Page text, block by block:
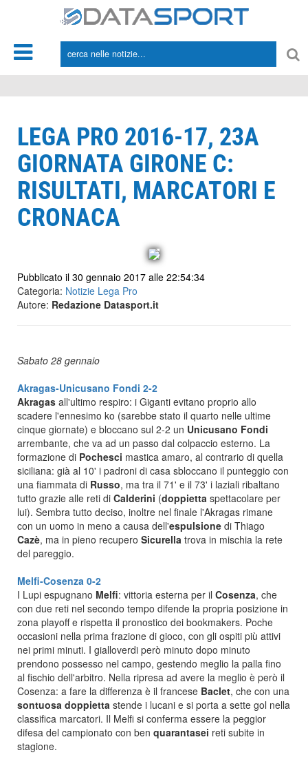
LEGA PRO 2016-17, 23A
GIORNATA GIRONE C:
RISULTATI, MARCATORI E
CRONACA
Pubblicato il 30 gennaio 2017 alle 22:54:34
Categoria: Notizie Lega Pro
Autore: Redazione Datasport.it
Sabato 28 gennaio
Akragas-Unicusano Fondi 2-2
Akragas all'ultimo respiro: i Giganti evitano proprio allo
scadere l'ennesimo ko (sarebbe stato il quarto nelle ultime
cinque giornate) e bloccano sul 2-2 un Unicusano Fondi
arrembante, che va ad un passo dal colpaccio esterno. La
formazione di Pochesci mastica amaro, al contrario di quella
siciliana: già al 10' i padroni di casa sbloccano il punteggio con
una fiammata di Russo, ma tra il 71' e il 73' i laziali ribaltano
tutto grazie alle reti di Calderini (doppietta spettacolare per
lui). Sembra tutto deciso, inoltre nel finale l'Akragas rimane
con un uomo in meno a causa dell'espulsione di Thiago
Cazè, ma in pieno recupero Sicurella trova in mischia la rete
del pareggio.
Melfi-Cosenza 0-2
I Lupi espugnano Melfi: vittoria esterna per il Cosenza, che
con due reti nel secondo tempo difende la propria posizione in
zona playoff e rispetta il pronostico dei bookmakers. Poche
occasioni nella prima frazione di gioco, con gli ospiti più attivi
nei primi minuti. I gialloverdi però minuto dopo minuto
prendono possesso nel campo, gestendo meglio la palla fino
al fischio dell'arbitro. Nella ripresa ad avere la meglio è però il
Cosenza: a fare la differenza è il francese Baclet, che con una
sontuosa doppietta stende i lucani e si porta a sette gol nella
classifica marcatori. Il Melfi si conferma essere la peggior
difesa del campionato con ben quarantasei reti subite in
stagione.